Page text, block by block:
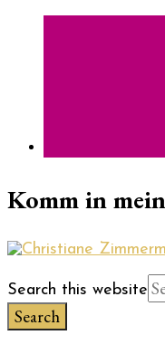
Komm in
Search this website